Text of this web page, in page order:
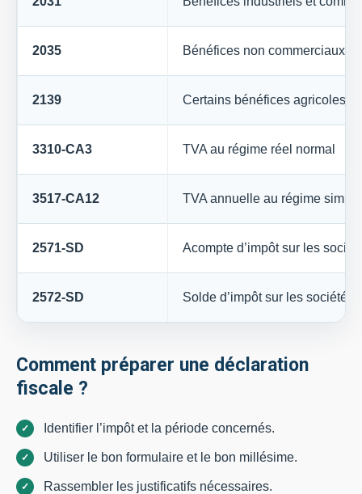
2035 Bénéfices non commerciaux
2139 Certains bénéfices agricoles
3310-CA3 TVA au régime réel normal
3517-CA12 TVA annuelle au régime
2571-SD Acompte d’impôt sur les
2572-SD Solde d’impôt sur les sociétés
Comment préparer une déclaration
fiscale ?
Identifier l’impôt et la période concernés.
Utiliser le bon formulaire et le bon millésime.
Rassembler les justificatifs nécessaires.